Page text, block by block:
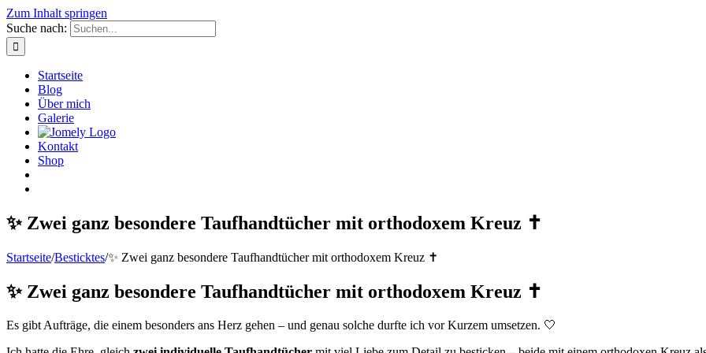
Zum Inhalt springen
Suche nach:
Startseite
Blog
Über mich
Galerie
Kontakt
Shop
✨ Zwei ganz besondere Taufhandtücher mit orthodoxem Kreuz ✝️
Startseite/Besticktes/✨ Zwei ganz besondere Taufhandtücher mit orthodoxem Kreuz ✝️
✨ Zwei ganz besondere Taufhandtücher mit orthodoxem Kreuz ✝️
Es gibt Aufträge, die einem besonders ans Herz gehen – und genau solche durfte ich vor Kurzem umsetzen. 🤍